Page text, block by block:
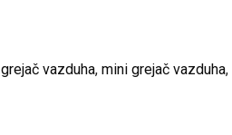
grejač vazduha, mini grejač vazduha,